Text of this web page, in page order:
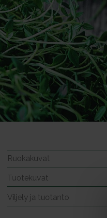
Ruokakuvat
Tuotekuvat
Viljely ja tuotanto